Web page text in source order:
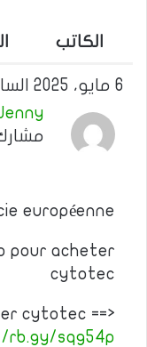
الكاتب
6 مايو، 2025 الساعة 1:46 م
européenne
pour acheter
cytotec
cytotec ==>
sqg54p